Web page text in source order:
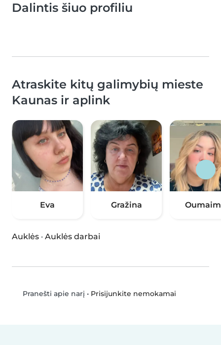
Dalintis šiuo profiliu
Atraskite kitų galimybių mieste
Kaunas ir aplink
Eva Gražina
Auklės · Auklės darbai
Pranešti apie narį • Prisijunkite nemokamai